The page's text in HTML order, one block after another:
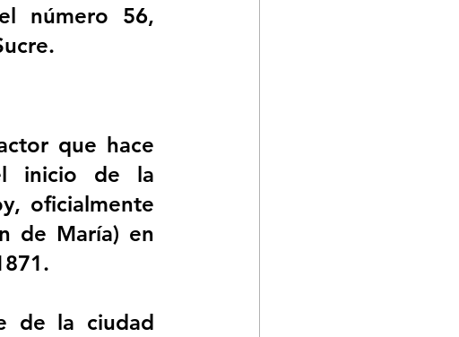
número 56,
que hace
inicio de la
oficialmente
de María) en
de la ciudad